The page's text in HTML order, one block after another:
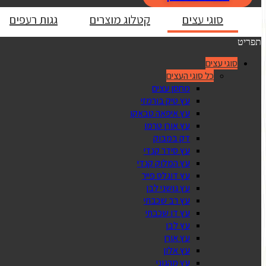
סוגי עצים קטלוג מוצרים גגות רעפים
תפריט
סוגי עצים
כל סוגי העצים
מחסן עצים
עץ טיק בורמזי
עץ איפאה טבאקו
עץ אורן טרמו
דק במבוק
עץ סידר קנדי
עץ המלוק קנדי
עץ דוגלס פייר
עץ גושני לבן
עץ רב שכבתי
עץ דו שכבתי
עץ לבן
עץ אורן
עץ אלון
עץ מהגוני